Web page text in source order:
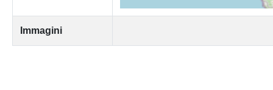
Immagini